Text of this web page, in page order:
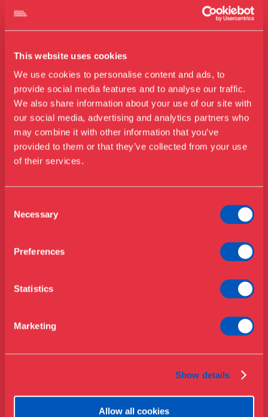
This website uses cookies
We use cookies to personalise content and ads, to
provide social media features and to analyse our traffic.
We also share information about your use of our site with
our social media, advertising and analytics partners who
may combine it with other information that you’ve
provided to them or that they’ve collected from your use
of their services.
Selection
Necessary
Preferences
Statistics
Marketing
Show details
Allow all cookies
Besøg os
Udstillinger
Årskort
Åbningstider & priser Køb billet